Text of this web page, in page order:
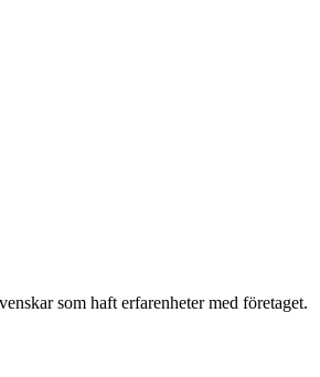
som haft erfarenheter med företaget.